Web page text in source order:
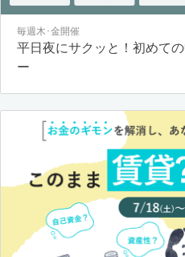
毎週木･金開催
平日夜にサクッと！初めて
ー